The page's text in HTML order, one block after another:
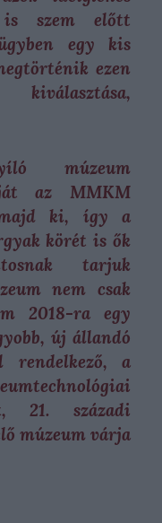
is szem előtt
egy kis
ezen
múzeum
az MMKM
majd ki, így a
körét is ők
tarjuk
nem csak
2018-ra egy
új állandó
rendelkező, a
21. századi
múzeum várja